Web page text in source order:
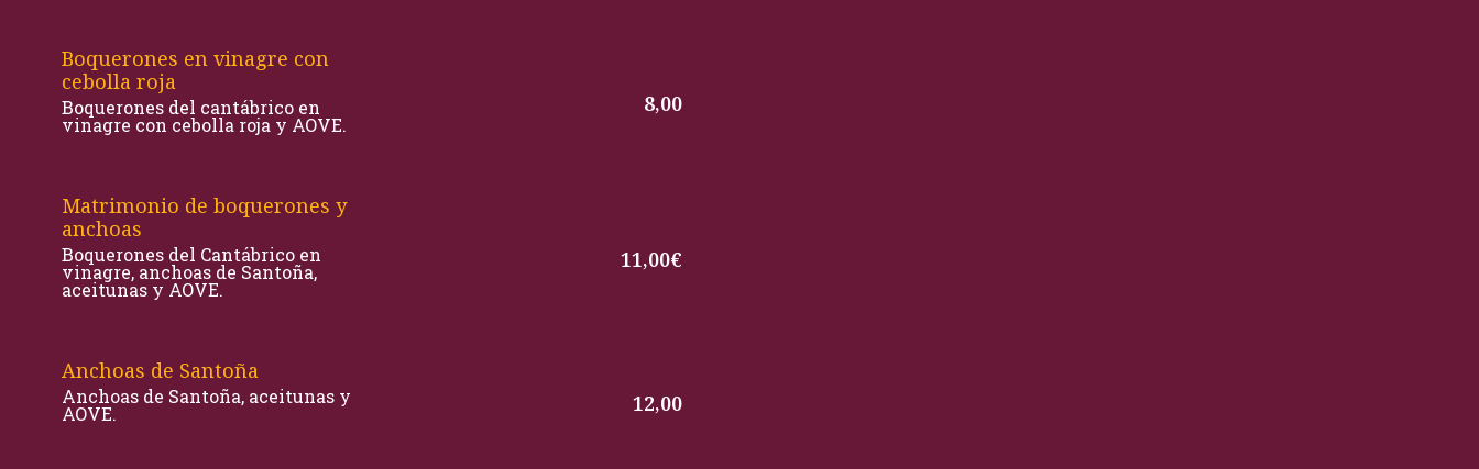
Boquerones en vinagre con
cebolla roja
Boquerones del cantábrico en
vinagre con cebolla roja y AOVE.
8,00
Matrimonio de boquerones y
anchoas
Boquerones del Cantábrico en
vinagre, anchoas de Santoña,
aceitunas y AOVE.
11,00€
Anchoas de Santoña
Anchoas de Santoña, aceitunas y
AOVE. 12,00